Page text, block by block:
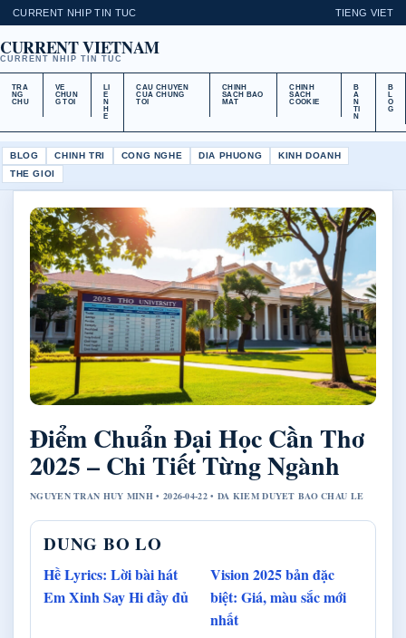
CURRENT NHIP TIN TUC TIENG VIET
CURRENT VIETNAM
CURRENT NHIP TIN TUC
TRA
NG
CHU
VE
CHUN
G TOI
LI
E
N
H
E
CAU CHUYEN
CUA CHUNG
TOI
CHINH
SACH BAO
MAT
CHINH
SACH
COOKIE
B
A
N
TI
N
B
L
O
G
BLOG CHINH TRI CONG NGHE DIA PHUONG
KINH DOANH
THE GIOI
Điểm Chuẩn Đại Học Cần Thơ
2025 – Chi Tiết Từng Ngành
NGUYEN TRAN HUY MINH • 2026-04-22 • DA KIEM DUYET BAO CHAU LE
DUNG BO LO
Hề Lyrics: Lời bài hát
Em Xinh Say Hi đầy đủ
Vision 2025 bản đặc
biệt: Giá, màu sắc mới
nhất